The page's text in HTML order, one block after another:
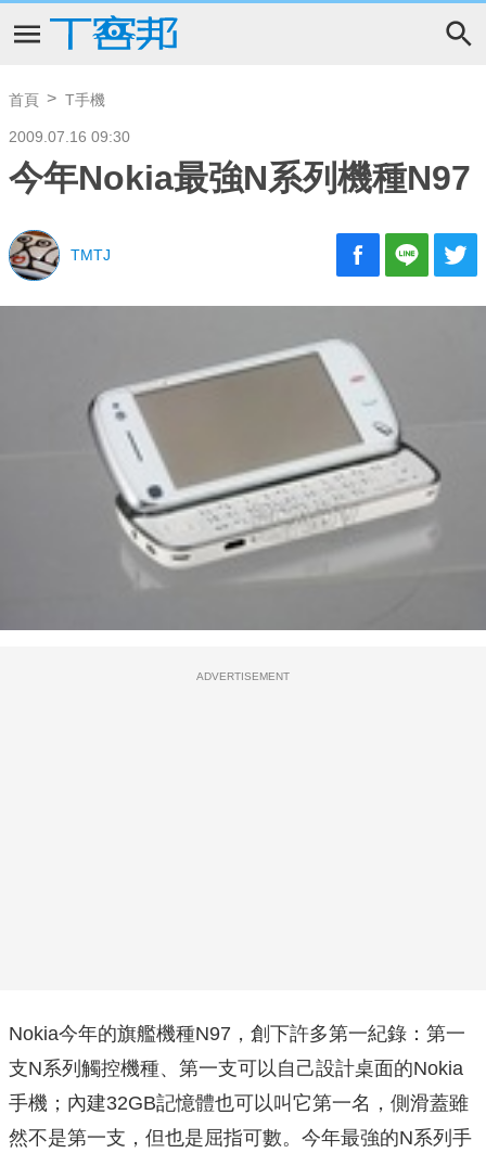
首頁 T手機
2009.07.16 09:30
今年Nokia最強N系列機種N97
TMTJ
ADVERTISEMENT
Nokia今年的旗艦機種N97，創下許多第一紀錄：第一
支N系列觸控機種、第一支可以自己設計桌面的Nokia
手機；內建32GB記憶體也可以叫它第一名，側滑蓋雖
然不是第一支，但也是屈指可數。今年最強的N系列手